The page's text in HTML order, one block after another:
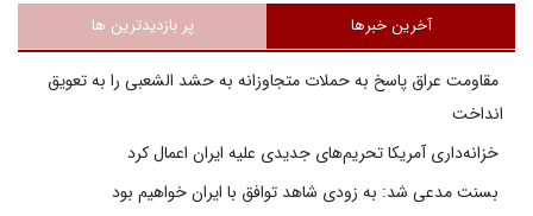
آخرین خبرها پر بازدیدترین ها
مقاومت عراق پاسخ به حملات متجاوزانه به حشد الشعبی را به تعویق
انداخت
خزانه‌داری آمریکا تحریم‌های جدیدی علیه ایران اعمال کرد
بسنت مدعی شد: به زودی شاهد توافق با ایران خواهیم بود